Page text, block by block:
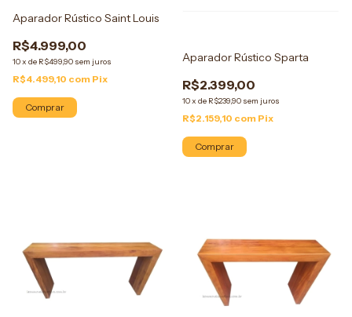
Aparador Rústico Saint Louis
R$4.999,00
10x de R$499,90 sem juros
R$4.499,10 com Pix
Comprar
Aparador Rústico Sparta
R$2.399,00
10x de R$239,90 sem juros
R$2.159,10 com Pix
Comprar